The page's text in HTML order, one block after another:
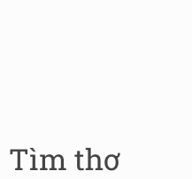
Tìm thơ